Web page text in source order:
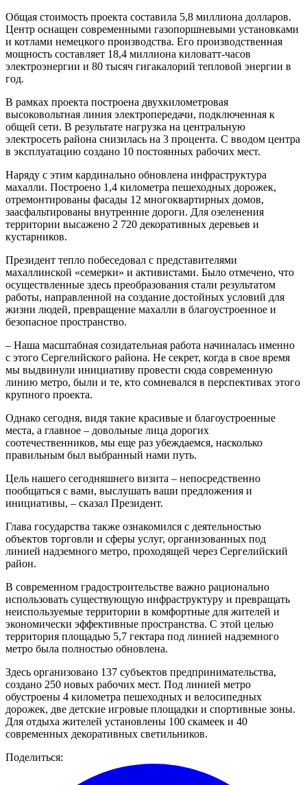
Общая стоимость проекта составила 5,8 миллиона долларов.
Центр оснащен современными газопоршневыми установками
и котлами немецкого производства. Его производственная
мощность составляет 18,4 миллиона киловатт-часов
электроэнергии и 80 тысяч гигакалорий тепловой энергии в
год.
В рамках проекта построена двухкилометровая
высоковольтная линия электропередачи, подключенная к
общей сети. В результате нагрузка на центральную
электросеть района снизилась на 3 процента. С вводом центра
в эксплуатацию создано 10 постоянных рабочих мест.
Наряду с этим кардинально обновлена инфраструктура
махалли. Построено 1,4 километра пешеходных дорожек,
отремонтированы фасады 12 многоквартирных домов,
заасфальтированы внутренние дороги. Для озеленения
территории высажено 2 720 декоративных деревьев и
кустарников.
Президент тепло побеседовал с представителями
махаллинской «семерки» и активистами. Было отмечено, что
осуществленные здесь преобразования стали результатом
работы, направленной на создание достойных условий для
жизни людей, превращение махалли в благоустроенное и
безопасное пространство.
– Наша масштабная созидательная работа начиналась именно
с этого Сергелийского района. Не секрет, когда в свое время
мы выдвинули инициативу провести сюда современную
линию метро, были и те, кто сомневался в перспективах этого
крупного проекта.
Однако сегодня, видя такие красивые и благоустроенные
места, а главное – довольные лица дорогих
соотечественников, мы еще раз убеждаемся, насколько
правильным был выбранный нами путь.
Цель нашего сегодняшнего визита – непосредственно
пообщаться с вами, выслушать ваши предложения и
инициативы, – сказал Президент.
Глава государства также ознакомился с деятельностью
объектов торговли и сферы услуг, организованных под
линией надземного метро, проходящей через Сергелийский
район.
В современном градостроительстве важно рационально
использовать существующую инфраструктуру и превращать
неиспользуемые территории в комфортные для жителей и
экономически эффективные пространства. С этой целью
территория площадью 5,7 гектара под линией надземного
метро была полностью обновлена.
Здесь организовано 137 субъектов предпринимательства,
создано 250 новых рабочих мест. Под линией метро
обустроены 4 километра пешеходных и велосипедных
дорожек, две детские игровые площадки и спортивные зоны.
Для отдыха жителей установлены 100 скамеек и 40
современных декоративных светильников.
Поделиться: